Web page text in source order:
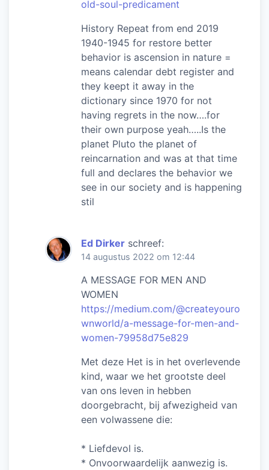
old-soul-predicament
History Repeat from end 2019
1940-1945 for restore better
behavior is ascension in nature =
means calendar debt register and
they keept it away in the
dictionary since 1970 for not
having regrets in the now….for
their own purpose yeah…..Is the
planet Pluto the planet of
reincarnation and was at that time
full and declares the behavior we
see in our society and is happening
stil
Ed Dirker schreef:
14 augustus 2022 om 12:44
A MESSAGE FOR MEN AND
WOMEN
https://medium.com/@createyouro
wnworld/a-message-for-men-and-
women-79958d75e829
Met deze Het is in het overlevende
kind, waar we het grootste deel
van ons leven in hebben
doorgebracht, bij afwezigheid van
een volwassene die:
* Liefdevol is.
* Onvoorwaardelijk aanwezig is.